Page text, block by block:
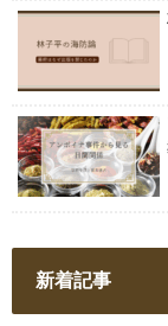
新着記事